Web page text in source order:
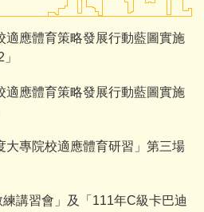
適應體育策略發展行動藍圖實施
適應體育策略發展行動藍圖實施
大專院校適應體育研習」第三場
練講習會」及「111年C級卡巴迪